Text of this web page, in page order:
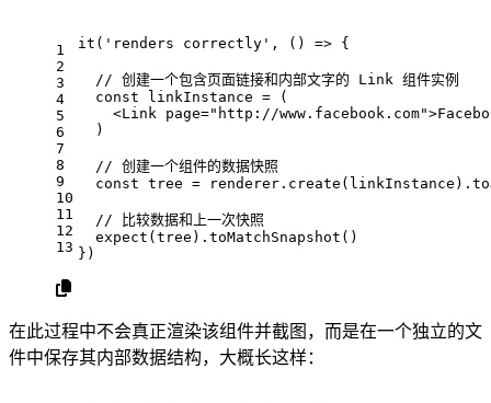
1
2
3
4
5
6
7
8
9
10
11
12
13
it ( 'renders correctly' , () => {
// 创建一个包含页面链接和内部文字的 Link 组件实例
const linkInstance = (
<Link page="http://www.facebook.com">
  )
// 创建一个组件的数据快照
const tree = renderer. create (linkInstance).
// 比较数据和上一次快照
expect (tree). toMatchSnapshot ()
})
在此过程中不会真正渲染该组件并截图，而是在一个独立的文
件中保存其内部数据结构，大概长这样：